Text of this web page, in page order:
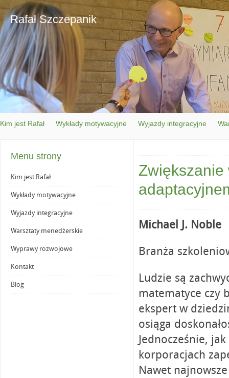
Rafał Szczepanik
Kim jest Rafał Wykłady motywacyjne Wyjazdy integracyjne
Menu strony
Kim jest Rafał
Wykłady motywacyjne
Wyjazdy integracyjne
Warsztaty menedżerskie
Wyprawy rozwojowe
Kontakt
Blog
Michael J. Noble
Branża
Ludzie są
matematyce czy
ekspert w
osiąga
Jednocześnie,
korporacjach
Nawet